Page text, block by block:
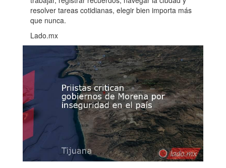
resolver tareas cotidianas, elegir bien importa más
que nunca.
Lado.mx